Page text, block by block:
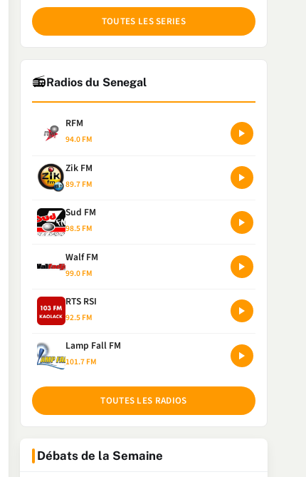
TOUTES LES SERIES
📻Radios du Senegal
RFM
94.0 FM
Zik FM
89.7 FM
Sud FM
98.5 FM
Walf FM
99.0 FM
RTS RSI
92.5 FM
Lamp Fall FM
101.7 FM
TOUTES LES RADIOS
Débats de la Semaine